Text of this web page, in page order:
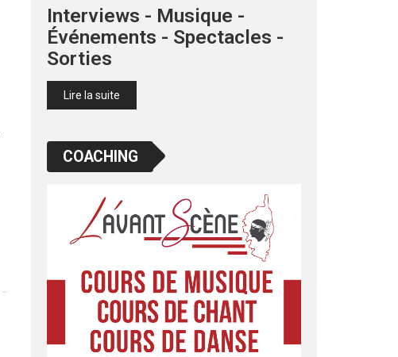
Interviews - Musique -
Événements - Spectacles -
Sorties
Lire la suite
COACHING